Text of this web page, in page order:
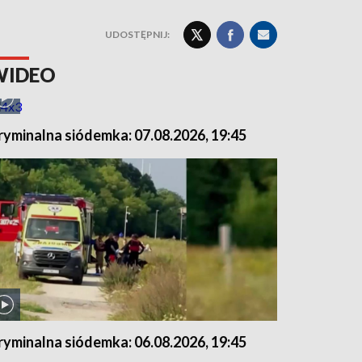
UDOSTĘPNIJ:
siódemka: 07.08.2026, 19:45
siódemka: 06.08.2026, 19:45